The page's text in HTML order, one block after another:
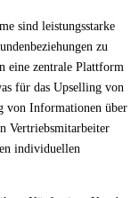
sind leistungsstarke
zu
eine zentrale Plattform
für das Upselling von
von Informationen über
Vertriebsmitarbeiter
individuellen